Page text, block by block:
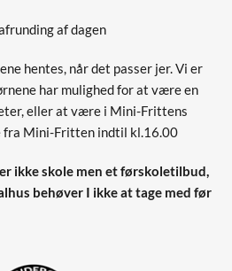
af dagen
hentes, når det passer jer. Vi er
har mulighed for at være en
eller at være i Mini-Frittens
fra Mini-Fritten indtil kl.16.00
ikke skole men et førskoletilbud,
behøver I ikke at tage med før